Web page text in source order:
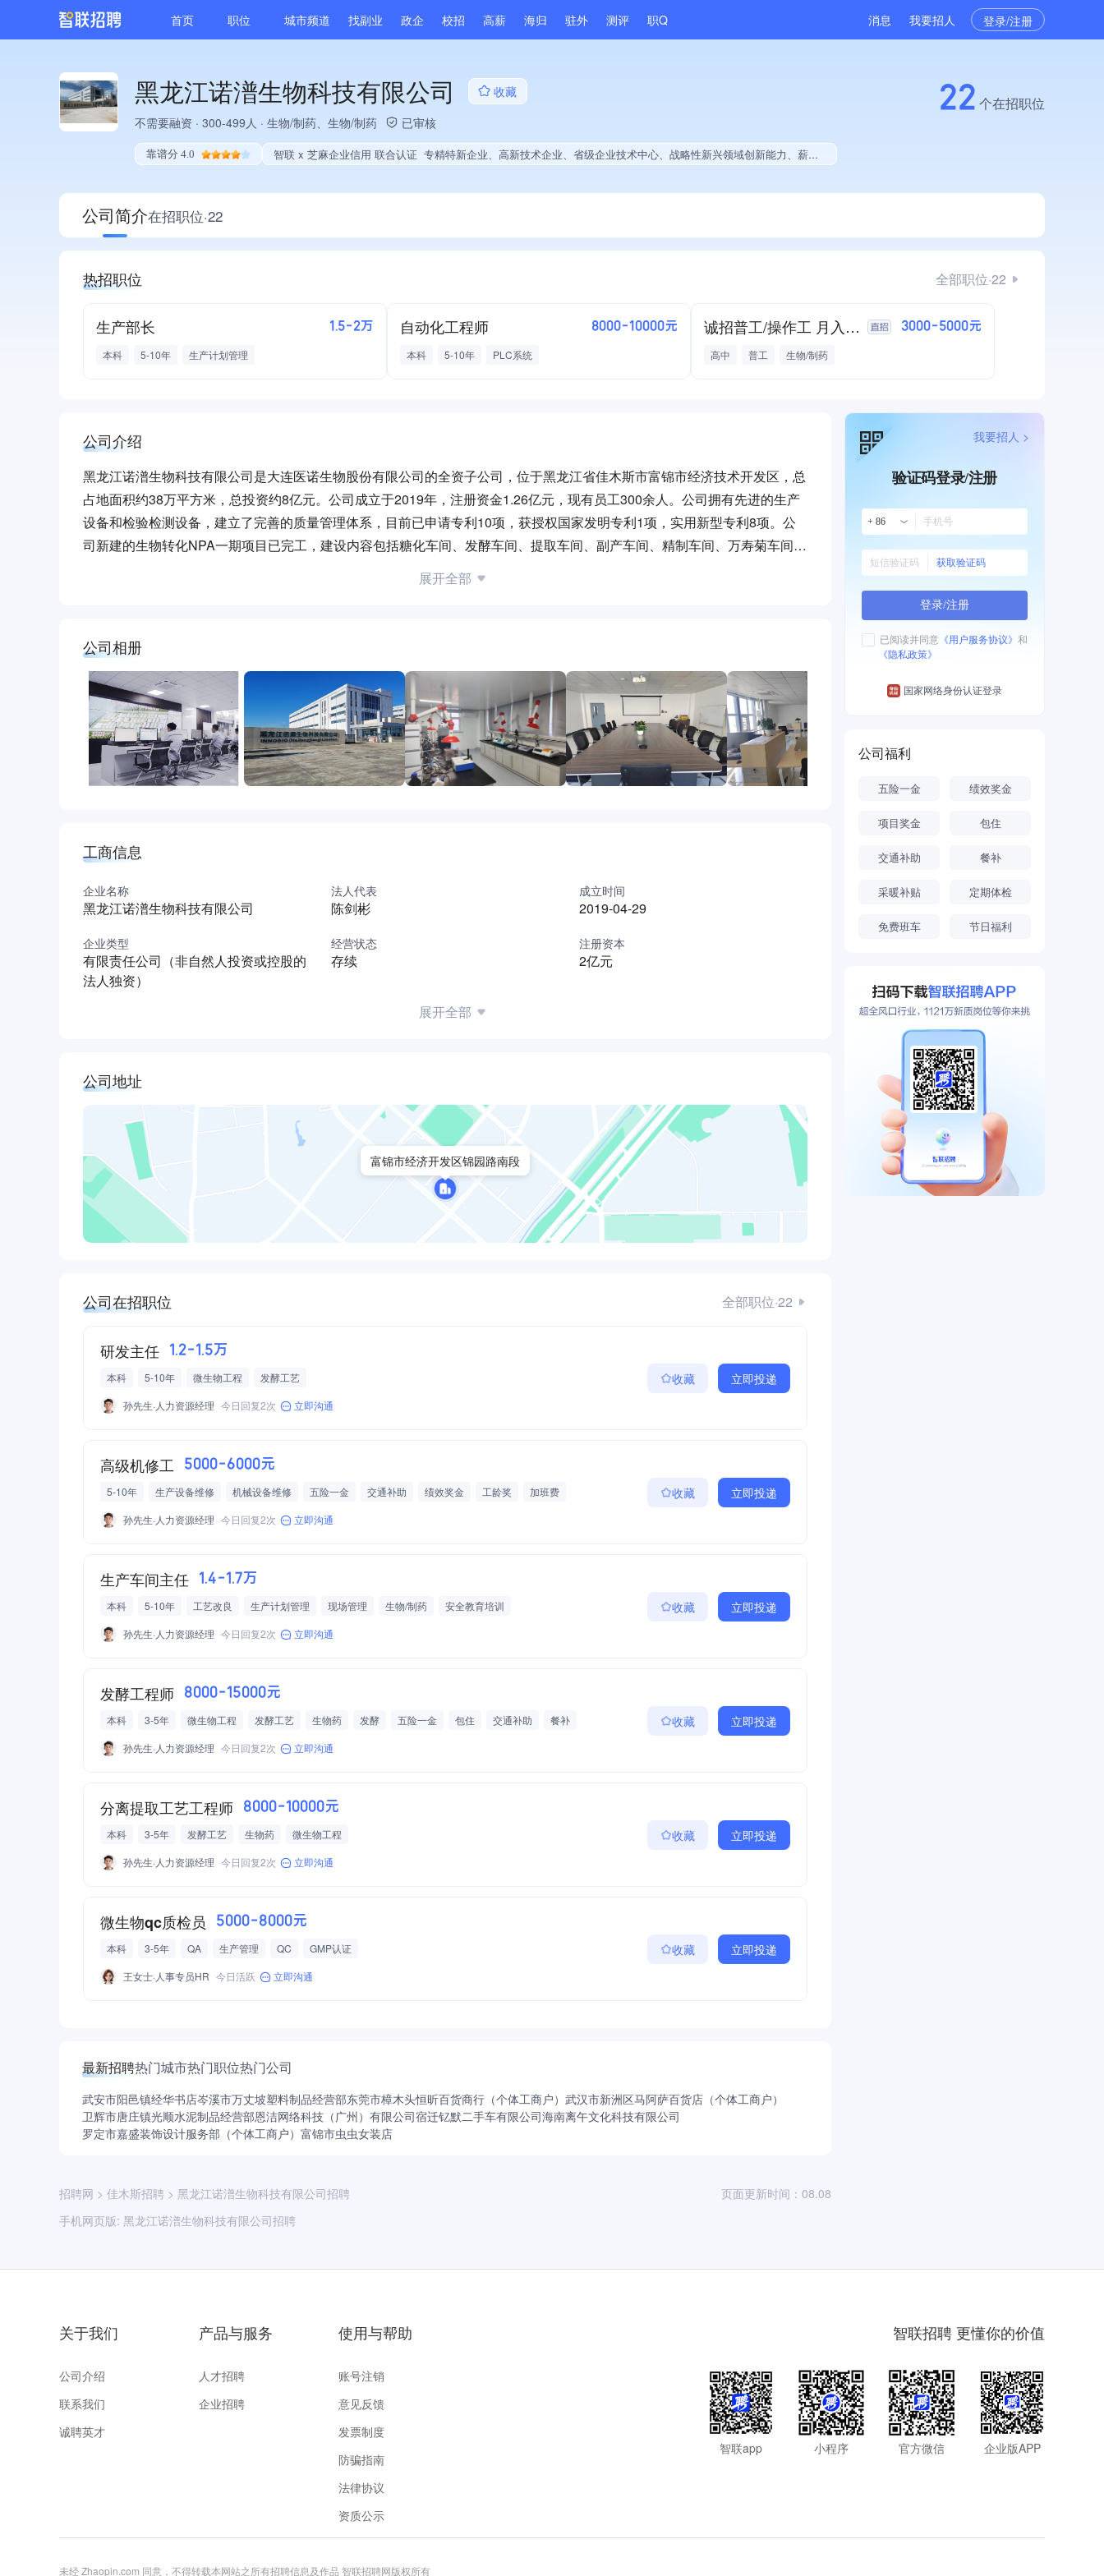
首页 职位 城市频道 找副业 政企 校招 高薪 海归 驻外 测评 职Q 消息 我要招人 登录/注册
黑龙江诺潽生物科技有限公司
收藏
不需要融资 · 300-499人 · 生物/制药、生物/制药 已审核
靠谱分 4.0 智联 x 芝麻企业信用 联合认证 专精特新企业、高新技术企业、省级企业技术中心、战略性新兴领域创新能力、薪资水平全省同行前20%、旗下品牌同行前40%、A级纳税人、多产业布局、拥有节能环保技术、拥有自主品牌、拥有发明专利、专利授权量同领域前10%、技术布局行业领先、权威管理体系认证、大学生就业贡献、拥有工艺创新能力
22 个在招职位
公司简介在招职位·22
热招职位 全部职位·22
生产部长 1.5-2万
本科 5-10年 生产计划管理
自动化工程师 8000-10000元
本科 5-10年 PLC系统
诚招普工/操作工 月入5000（五险一金 餐补） 3000-5000元
高中 普工 生物/制药
公司介绍
黑龙江诺潽生物科技有限公司是大连医诺生物股份有限公司的全资子公司，位于黑龙江省佳木斯市富锦市经济技术开发区，总
占地面积约38万平方米，总投资约8亿元。公司成立于2019年，注册资金1.26亿元，现有员工300余人。公司拥有先进的生产
设备和检验检测设备，建立了完善的质量管理体系，目前已申请专利10项，获授权国家发明专利1项，实用新型专利8项。公
司新建的生物转化NPA一期项目已完工，建设内容包括糖化车间、发酵车间、提取车间、副产车间、精制车间、万寿菊车间及
配套动力车间等，设计产能10000吨/年，产值约5亿元，于2022年1月投产。公司分期建设，全部建成后可实现年产值10亿
展开全部
公司相册
工商信息
企业名称
黑龙江诺潽生物科技有限公司
法人代表
陈剑彬
成立时间
2019-04-29
企业类型
有限责任公司（非自然人投资或控股的
法人独资）
经营状态
存续
注册资本
2亿元
展开全部
公司地址
富锦市经济开发区锦园路南段
公司在招职位 全部职位·22
研发主任 1.2-1.5万
本科 5-10年 微生物工程
发酵工艺
孙先生·人力资源经理 今日回复2次 立即沟通
收藏 立即投递
高级机修工 5000-6000元
5-10年 生产设备维修 机械设备维修 五险一金 交通补助 绩效奖金 工龄奖
加班费
法定节假日三薪
孙先生·人力资源经理 今日回复2次 立即沟通
收藏 立即投递
生产车间主任 1.4-1.7万
本科 5-10年 工艺改良 生产计划管理 现场管理 生物/制药
安全教育培训
孙先生·人力资源经理 今日回复2次 立即沟通
收藏 立即投递
发酵工程师 8000-15000元
本科 3-5年 微生物工程 发酵工艺 生物药 发酵 五险一金 包住 交通补助
餐补
采暖补贴
孙先生·人力资源经理 今日回复2次 立即沟通
收藏 立即投递
分离提取工艺工程师 8000-10000元
本科 3-5年 发酵工艺 生物药
微生物工程
孙先生·人力资源经理 今日回复2次 立即沟通
收藏 立即投递
微生物qc质检员 5000-8000元
本科 3-5年 QA 生产管理 QC
GMP认证
王女士·人事专员HR 今日活跃 立即沟通
收藏 立即投递
最新招聘热门城市热门职位热门公司
武安市阳邑镇经华书店岑溪市万丈坡塑料制品经营部东莞市樟木头恒昕百货商行（个体工商户） 武汉市新洲区马阿萨百货店（个体工商户）
卫辉市唐庄镇光顺水泥制品经营部恩洁网络科技（广州）有限公司宿迁钇默二手车有限公司海南离午文化科技有限公司
罗定市嘉盛装饰设计服务部（个体工商户） 富锦市虫虫女装店
招聘网 > 佳木斯招聘 > 黑龙江诺潽生物科技有限公司招聘
手机网页版: 黑龙江诺潽生物科技有限公司招聘
页面更新时间：08.08
验证码登录/注册
+ 86
获取验证码
登录/注册
已阅读并同意 《用户服务协议》 和
《隐私政策》
国家网络身份认证登录
我要招人 >
公司福利
五险一金 绩效奖金
项目奖金 包住
交通补助 餐补
采暖补贴 定期体检
免费班车 节日福利
关于我们
公司介绍
联系我们
诚聘英才
产品与服务
人才招聘
企业招聘
使用与帮助
账号注销
意见反馈
发票制度
防骗指南
法律协议
资质公示
智联招聘 更懂你的价值
智联app 小程序 官方微信 企业版APP
未经 Zhaopin.com 同意，不得转载本网站之所有招聘信息及作品 智联招聘网版权所有